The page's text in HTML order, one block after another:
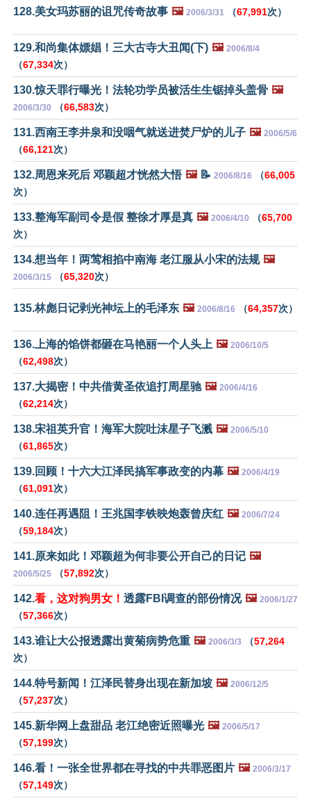
128.美女玛苏丽的诅咒传奇故事 🖼️ 2006/3/31 （67,991次）
129.和尚集体嫖娼！三大古寺大丑闻(下) 🖼️ 2006/8/4
（67,334次）
130.惊天罪行曝光！法轮功学员被活生生锯掉头盖骨 🖼️
2006/3/30 （66,583次）
131.西南王李井泉和没咽气就送进焚尸炉的儿子 🖼️ 2006/5/6
（66,121次）
132.周恩来死后 邓颖超才恍然大悟 🖼️📝 2006/8/16 （66,005
次）
133.整海军副司令是假 整徐才厚是真 🖼️ 2006/4/10 （65,700
次）
134.想当年！两莺相掐中南海 老江服从小宋的法规 🖼️
2006/3/15 （65,320次）
135.林彪日记剥光神坛上的毛泽东 🖼️ 2006/8/16 （64,357次）
136.上海的馅饼都砸在马艳丽一个人头上 🖼️ 2006/10/5
（62,498次）
137.大揭密！中共借黄圣依追打周星驰 🖼️ 2006/4/16
（62,214次）
138.宋祖英升官！海军大院吐沫星子飞溅 🖼️ 2006/5/10
（61,865次）
139.回顾！十六大江泽民搞军事政变的内幕 🖼️ 2006/4/19
（61,091次）
140.连任再遇阻！王兆国李铁映炮轰曾庆红 🖼️ 2006/7/24
（59,184次）
141.原来如此！邓颖超为何非要公开自己的日记 🖼️
2006/5/25 （57,892次）
142.看，这对狗男女！ 透露FBI调查的部份情况 🖼️ 2006/1/27
（57,366次）
143.谁让大公报透露出黄菊病势危重 🖼️ 2006/3/3 （57,264
次）
144.特号新闻！江泽民替身出现在新加坡 🖼️ 2006/12/5
（57,237次）
145.新华网上盘甜品 老江绝密近照曝光 🖼️ 2006/5/17
（57,199次）
146.看！一张全世界都在寻找的中共罪恶图片 🖼️ 2006/3/17
（57,149次）